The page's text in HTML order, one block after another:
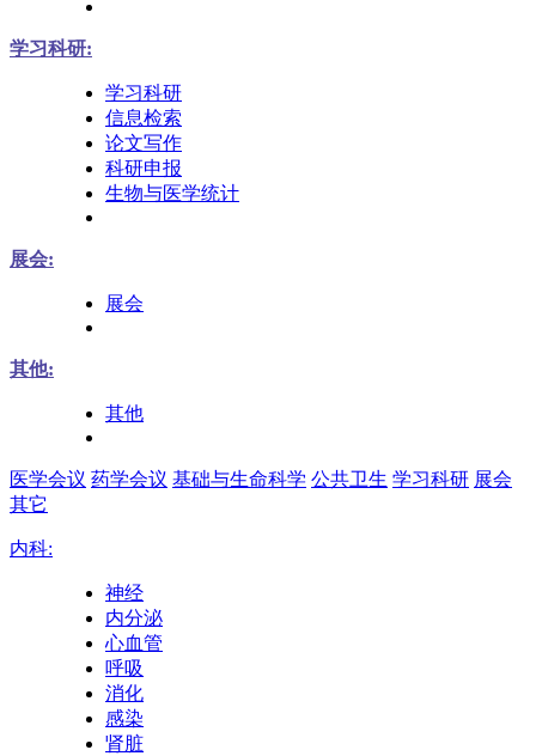
学习科研:
学习科研
信息检索
论文写作
科研申报
生物与医学统计
展会:
展会
其他:
其他
医学会议 药学会议 基础与生命科学 公共卫生 学习科研 展会
其它
内科:
神经
内分泌
心血管
呼吸
消化
感染
肾脏